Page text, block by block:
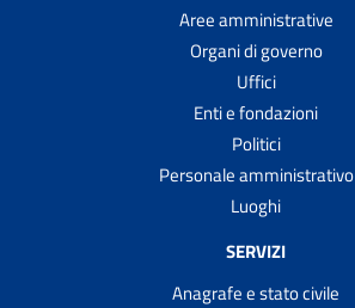
Aree amministrative
Organi di governo
Uffici
Enti e fondazioni
Politici
Personale amministrativo
Luoghi
SERVIZI
Anagrafe e stato civile